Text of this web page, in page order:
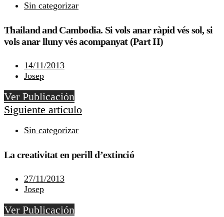
Sin categorizar
Thailand and Cambodia. Si vols anar ràpid vés sol, si
vols anar lluny vés acompanyat (Part II)
14/11/2013
Josep
Ver Publicación
Siguiente artículo
Sin categorizar
La creativitat en perill d’extinció
27/11/2013
Josep
Ver Publicación